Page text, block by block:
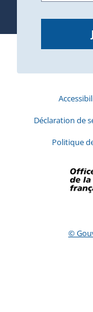
Déclaration de
Politique
©